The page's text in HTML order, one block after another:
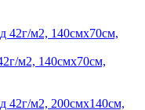
м2, 140смх70см,